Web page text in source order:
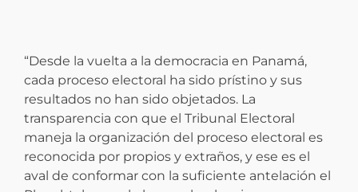
“Desde la vuelta a la democracia en Panamá,
cada proceso electoral ha sido prístino y sus
resultados no han sido objetados. La
transparencia con que el Tribunal Electoral
maneja la organización del proceso electoral es
reconocida por propios y extraños, y ese es el
aval de conformar con la suficiente antelación el